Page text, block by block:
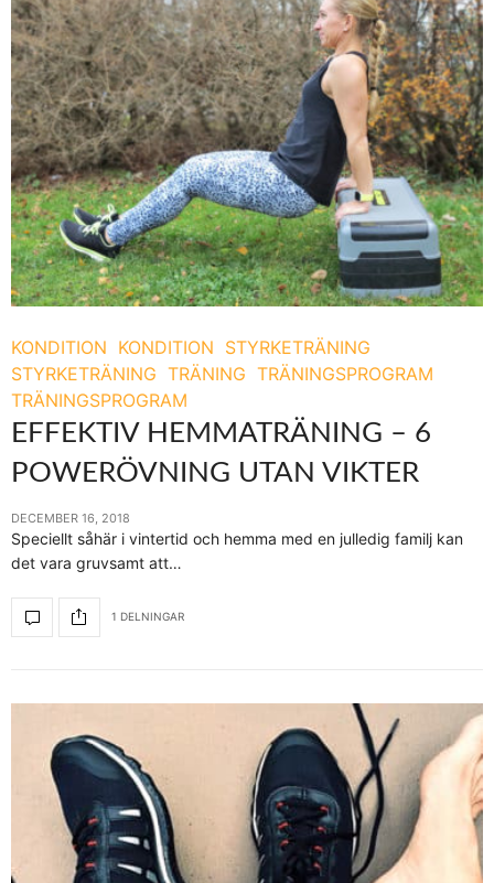
KONDITION KONDITION STYRKETRÄNING
STYRKETRÄNING TRÄNING TRÄNINGSPROGRAM
TRÄNINGSPROGRAM
EFFEKTIV HEMMATRÄNING – 6
POWERÖVNING UTAN VIKTER
DECEMBER 16, 2018
Speciellt såhär i vintertid och hemma med en julledig familj kan
det vara gruvsamt att…
1 DELNINGAR